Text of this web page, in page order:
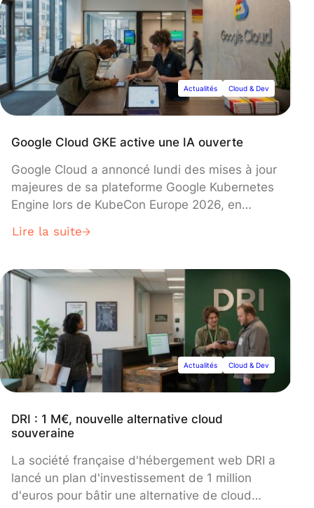
Actualités Cloud & Dev
Google Cloud GKE active une IA ouverte
Google Cloud a annoncé lundi des mises à jour
majeures de sa plateforme Google Kubernetes
Engine lors de KubeCon Europe 2026, en
open source des composants clés afin de
pour les charges d'IA. Ces changements
permettent aux clients de combiner la gestion
d’infrastructure automatisée et manuelle au
sein du même système, tout en introduisant
des fonctionnalités spécialisées pour les
agents d'IA et pour l'entraînement des modèles
à grande échelle.
Lire la suite
Actualités Cloud & Dev
DRI : 1 M€, nouvelle alternative cloud
souveraine
La société française d'hébergement web DRI a
lancé un plan d'investissement de 1 million
d'euros pour bâtir une alternative de cloud